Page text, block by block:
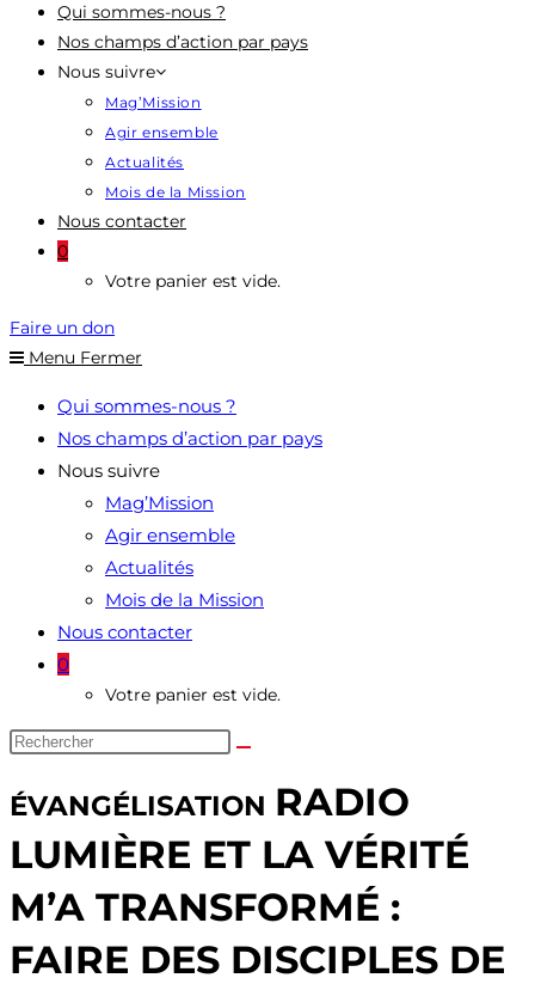
Qui sommes-nous ?
Nos champs d’action par pays
Nous suivre
Mag’Mission
Agir ensemble
Actualités
Mois de la Mission
Nous contacter
0
Votre panier est vide.
Faire un don
Menu Fermer
Qui sommes-nous ?
Nos champs d’action par pays
Nous suivre
Mag’Mission
Agir ensemble
Actualités
Mois de la Mission
Nous contacter
0
Votre panier est vide.
ÉVANGÉLISATION RADIO
LUMIÈRE ET LA VÉRITÉ
M’A TRANSFORMÉ :
FAIRE DES DISCIPLES DE